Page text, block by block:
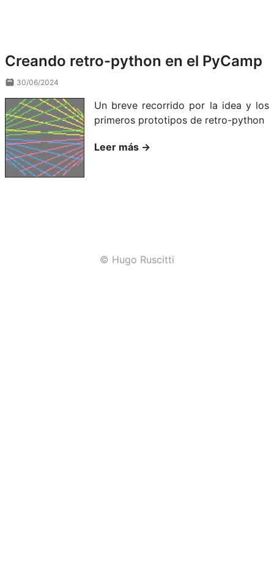
Creando retro-python en el PyCamp
30/06/2024
Un breve recorrido por la idea y los
primeros prototipos de retro-python
Leer más →
© Hugo Ruscitti